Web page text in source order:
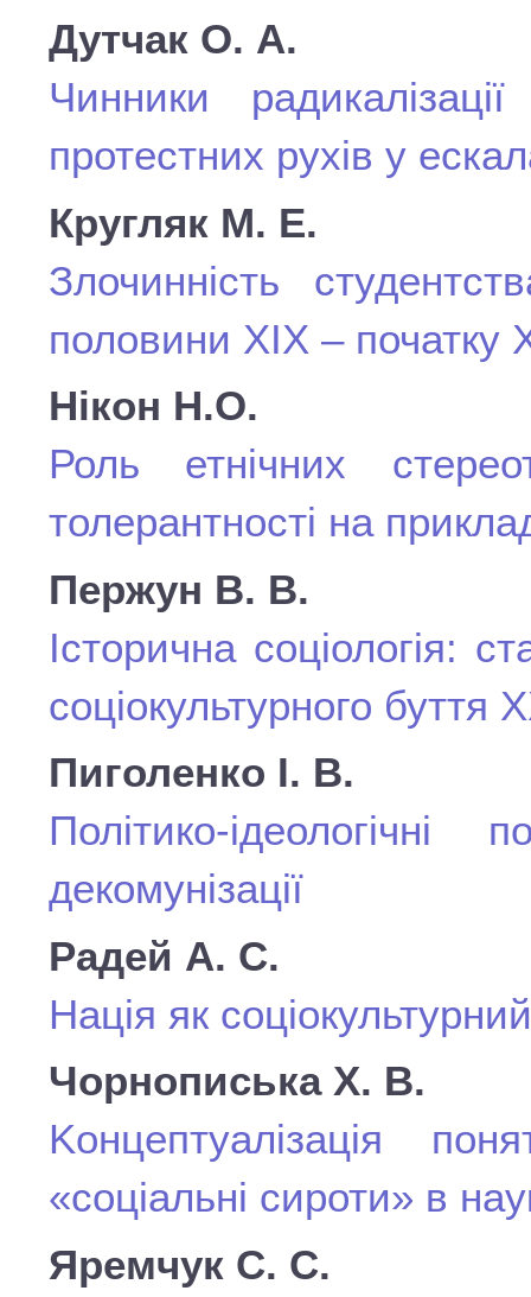
Дутчак О. А.
Чинники
протестних рухів у
Кругляк М. Е.
Злочинність
половини ХІХ – початку
Нікон Н.О.
Роль етнічних
толерантності на
Пержун В. В.
Історична соціологія:
соціокультурного буття
Пиголенко І. В.
Політико-
декомунізації
Радей А. С.
Нація як
Чорнописька Х. В.
Kонцептуалізація
«соціальні сироти» в
Яремчук С. С.